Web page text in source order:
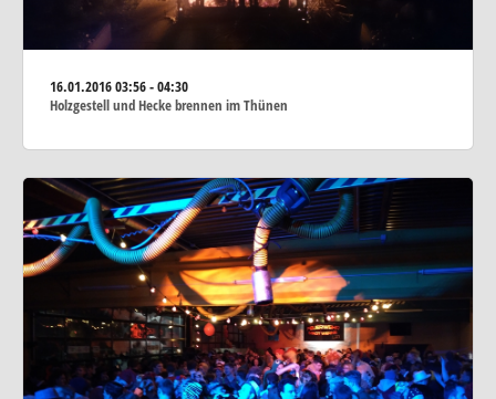
16.01.201603:56 - 04:30
Holzgestell und Hecke brennen im Thünen